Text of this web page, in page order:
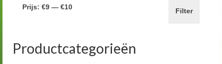
Filter
Prijs: €9 — €10
Productcategorieën